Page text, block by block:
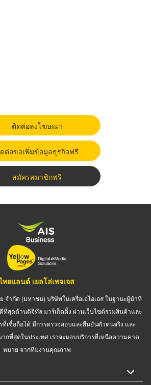
ติดต่อลงโฆษณา
ต่อขอเพิ่มข้อมูลธุรกิจฟรี
สมัครสมาชิกฟรี
ทยแลนด์ เยลโล่เพจเจส
จำกัด (มหาชน) บริษัทในเครือเอไอเอส ในฐานะผู้นำที่
สุดด้านดิจิทัล มาร์เก็ตติ้ง ผ่านเว็บไซต์รวมสินค้าและ
ที่เชื่อถือได้ มีการตรวจสอบและยืนยันตัวตนจริง และ
กที่สุดในประเทศ เราจะมอบบริการที่เหนือความคาด
หมาย จากทีมงานคุณภาพ